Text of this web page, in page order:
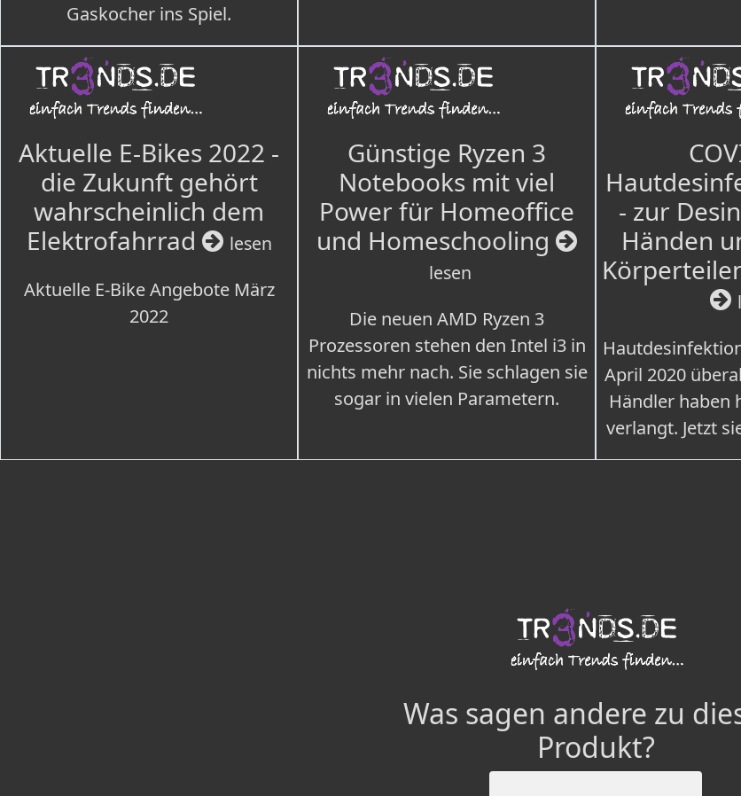
Gaskocher ins Spiel.
Aktuelle E-Bikes 2022 -
die Zukunft gehört
wahrscheinlich dem
Elektrofahrrad
lesen
Aktuelle E-Bike Angebote März
2022
Günstige Ryzen 3
Notebooks mit viel
Power für Homeoffice
und Homeschooling
lesen
Die neuen AMD Ryzen 3
Prozessoren stehen den Intel i3 in
nichts mehr nach. Sie schlagen sie
sogar in vielen Parametern.
- zur
Händen
April 2020
Händler haben
verlangt. Jetzt
Was sagen andere zu
Produkt?